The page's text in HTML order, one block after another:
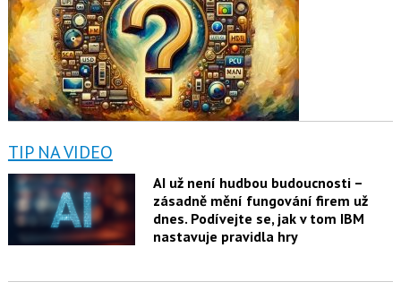
TIP NA VIDEO
AI už není hudbou budoucnosti –
zásadně mění fungování firem už
dnes. Podívejte se, jak v tom IBM
nastavuje pravidla hry